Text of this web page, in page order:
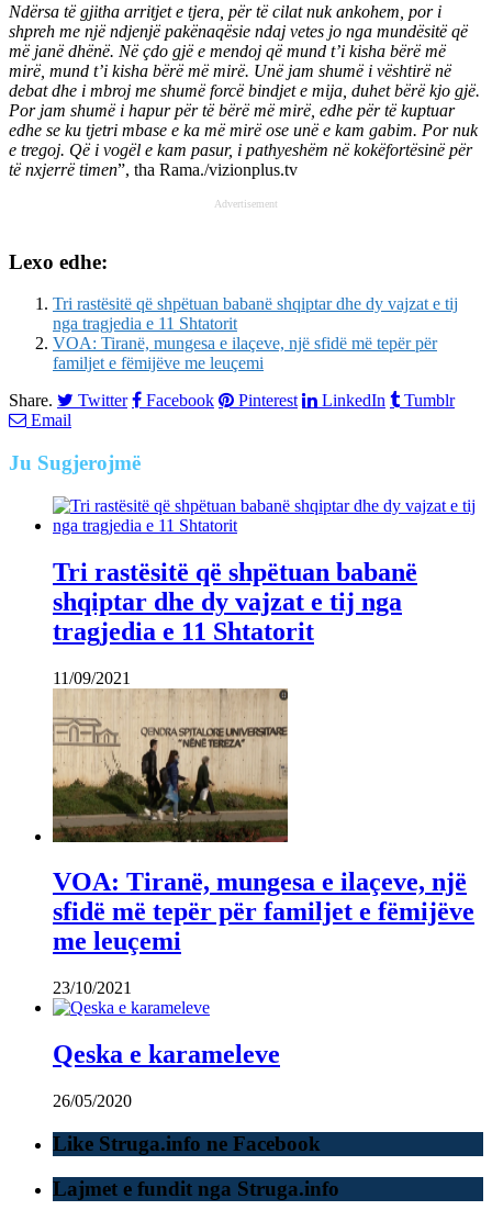
Ndërsa të gjitha arritjet e tjera, për të cilat nuk ankohem, por i
shpreh me një ndjenjë pakënaqësie ndaj vetes jo nga mundësitë që
më janë dhënë. Në çdo gjë e mendoj që mund t’i kisha bërë më
mirë, mund t’i kisha bërë më mirë. Unë jam shumë i vështirë në
debat dhe i mbroj me shumë forcë bindjet e mija, duhet bërë kjo gjë.
Por jam shumë i hapur për të bërë më mirë, edhe për të kuptuar
edhe se ku tjetri mbase e ka më mirë ose unë e kam gabim. Por nuk
e tregoj. Që i vogël e kam pasur, i pathyeshëm në kokëfortësinë për
të nxjerrë timen”, tha Rama./vizionplus.tv
Advertisement
Lexo edhe:
Tri rastësitë që shpëtuan babanë shqiptar dhe dy vajzat e tij
nga tragjedia e 11 Shtatorit
VOA: Tiranë, mungesa e ilaçeve, një sfidë më tepër për
familjet e fëmijëve me leuçemi
Share.
Twitter Facebook Pinterest LinkedIn
Tumblr
Email
Ju Sugjerojmë
Tri rastësitë që shpëtuan babanë
shqiptar dhe dy vajzat e tij nga
tragjedia e 11 Shtatorit
11/09/2021
VOA: Tiranë, mungesa e ilaçeve, një
sfidë më tepër për familjet e fëmijëve
me leuçemi
23/10/2021
Qeska e karameleve
26/05/2020
Like Struga.info ne Facebook
Lajmet e fundit nga Struga.info